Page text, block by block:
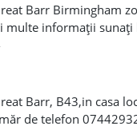
Barr Birmingham
multe informații
Barr, B43,in casa
de telefon